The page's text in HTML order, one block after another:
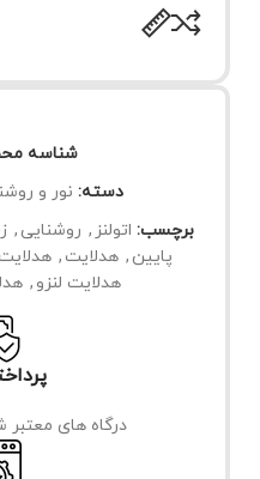
شناسه
دسته: نور و
برچسب: اتولنز , روشنایی ,
پایین , هدلایت , هدلایت L40 لنزو
هدلایت لنزو ,
درگاه های